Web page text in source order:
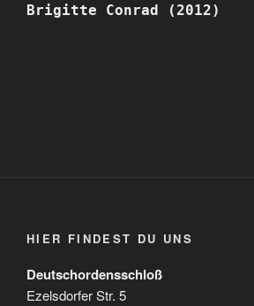
Brigitte Conrad (2012)
HIER FINDEST DU UNS
Deutschordensschloß
Ezelsdorfer Str. 5